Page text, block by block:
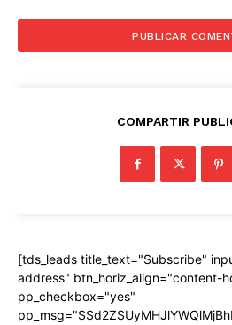
COMPARTIR
[tds_leads title_text="Subscribe"
address" btn_horiz_align="content-
pp_checkbox="yes"